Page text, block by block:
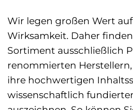
Wir legen großen Wert
Wirksamkeit. Daher
Sortiment ausschließlich
renommierten
ihre hochwertigen
wissenschaftlich